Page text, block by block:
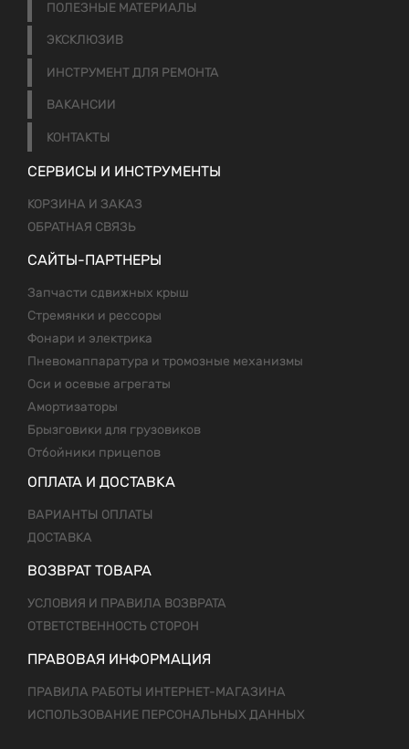
ПОЛЕЗНЫЕ МАТЕРИАЛЫ
ЭКСКЛЮЗИВ
ИНСТРУМЕНТ ДЛЯ РЕМОНТА
ВАКАНСИИ
КОНТАКТЫ
СЕРВИСЫ И ИНСТРУМЕНТЫ
КОРЗИНА И ЗАКАЗ
ОБРАТНАЯ СВЯЗЬ
САЙТЫ-ПАРТНЕРЫ
Запчасти сдвижных крыш
Стремянки и рессоры
Фонари и электрика
Пневомаппаратура и тромозные механизмы
Оси и осевые агрегаты
Амортизаторы
Брызговики для грузовиков
Отбойники прицепов
ОПЛАТА И ДОСТАВКА
ВАРИАНТЫ ОПЛАТЫ
ДОСТАВКА
ВОЗВРАТ ТОВАРА
УСЛОВИЯ И ПРАВИЛА ВОЗВРАТА
ОТВЕТСТВЕННОСТЬ СТОРОН
ПРАВОВАЯ ИНФОРМАЦИЯ
ПРАВИЛА РАБОТЫ ИНТЕРНЕТ-МАГАЗИНА
ИСПОЛЬЗОВАНИЕ ПЕРСОНАЛЬНЫХ ДАННЫХ